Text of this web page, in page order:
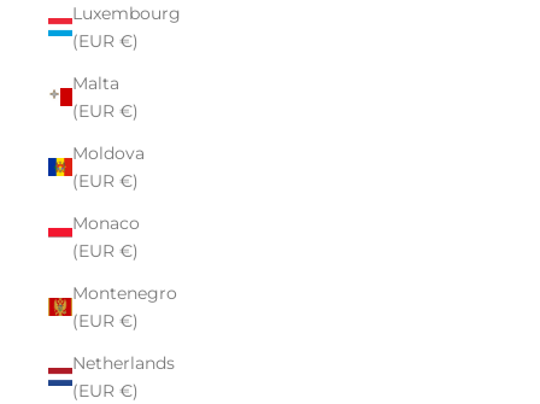
Luxembourg
(EUR €)
Malta
(EUR €)
Moldova
(EUR €)
Monaco
(EUR €)
Montenegro
(EUR €)
Netherlands
(EUR €)